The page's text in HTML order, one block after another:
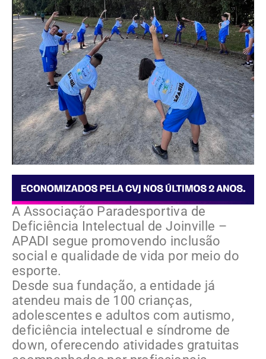
A Associação Paradesportiva de
Deficiência Intelectual de Joinville –
APADI segue promovendo inclusão
social e qualidade de vida por meio do
esporte.
Desde sua fundação, a entidade já
atendeu mais de 100 crianças,
adolescentes e adultos com autismo,
deficiência intelectual e síndrome de
down, oferecendo atividades gratuitas